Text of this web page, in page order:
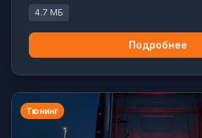
4.7 МБ
Подробнее
Тюнинг